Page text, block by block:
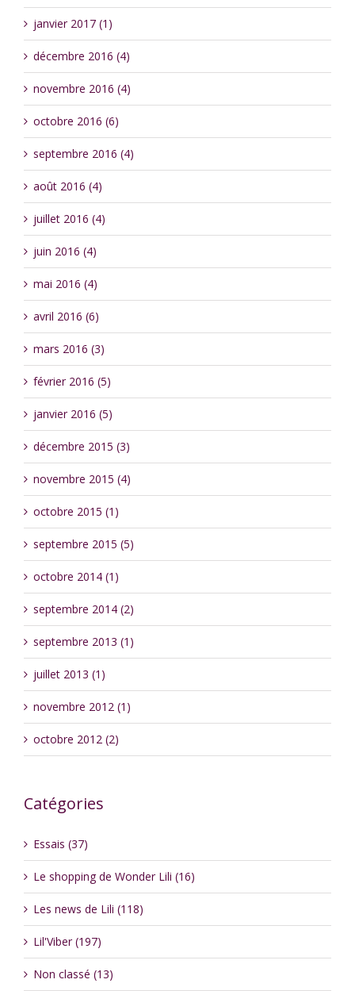
janvier 2017 (1)
décembre 2016 (4)
novembre 2016 (4)
octobre 2016 (6)
septembre 2016 (4)
août 2016 (4)
juillet 2016 (4)
juin 2016 (4)
mai 2016 (4)
avril 2016 (6)
mars 2016 (3)
février 2016 (5)
janvier 2016 (5)
décembre 2015 (3)
novembre 2015 (4)
octobre 2015 (1)
septembre 2015 (5)
octobre 2014 (1)
septembre 2014 (2)
septembre 2013 (1)
juillet 2013 (1)
novembre 2012 (1)
octobre 2012 (2)
Catégories
Essais (37)
Le shopping de Wonder Lili (16)
Les news de Lili (118)
Lil'Viber (197)
Non classé (13)